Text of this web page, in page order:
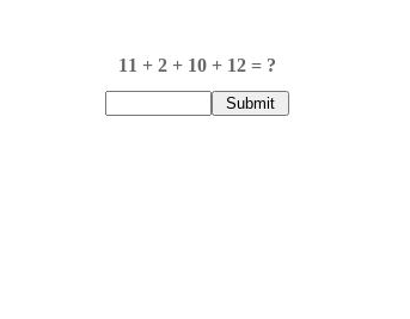
11 + 2 + 10 + 12 = ?